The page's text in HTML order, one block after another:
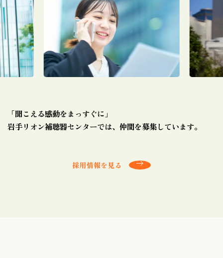
「聞こえる感動をまっすぐに」
岩手リオン補聴器センターでは、仲間を募集しています。
採用情報を見る